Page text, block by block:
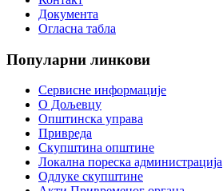
Документа
Огласна табла
Популарни линкови
Сервисне информације
О Дољевцу
Општинска управа
Привреда
Скупштина општине
Локална пореска администрација
Одлуке скупштине